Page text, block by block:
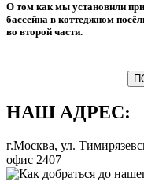
О том как мы установили
бассейна в коттеджном
во второй части.
НАШ АДРЕС:
г.Москва, ул.
офис 2407